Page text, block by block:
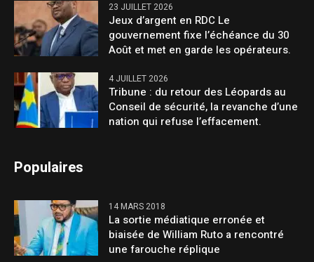
23 JUILLET 2026
Jeux d’argent en RDC Le
gouvernement fixe l’échéance du 30
Août et met en garde les opérateurs.
4 JUILLET 2026
Tribune : du retour des Léopards au
Conseil de sécurité, la revanche d’une
nation qui refuse l’effacement.
Populaires
14 MARS 2018
La sortie médiatique erronée et
biaisée de William Ruto a rencontré
une farouche réplique